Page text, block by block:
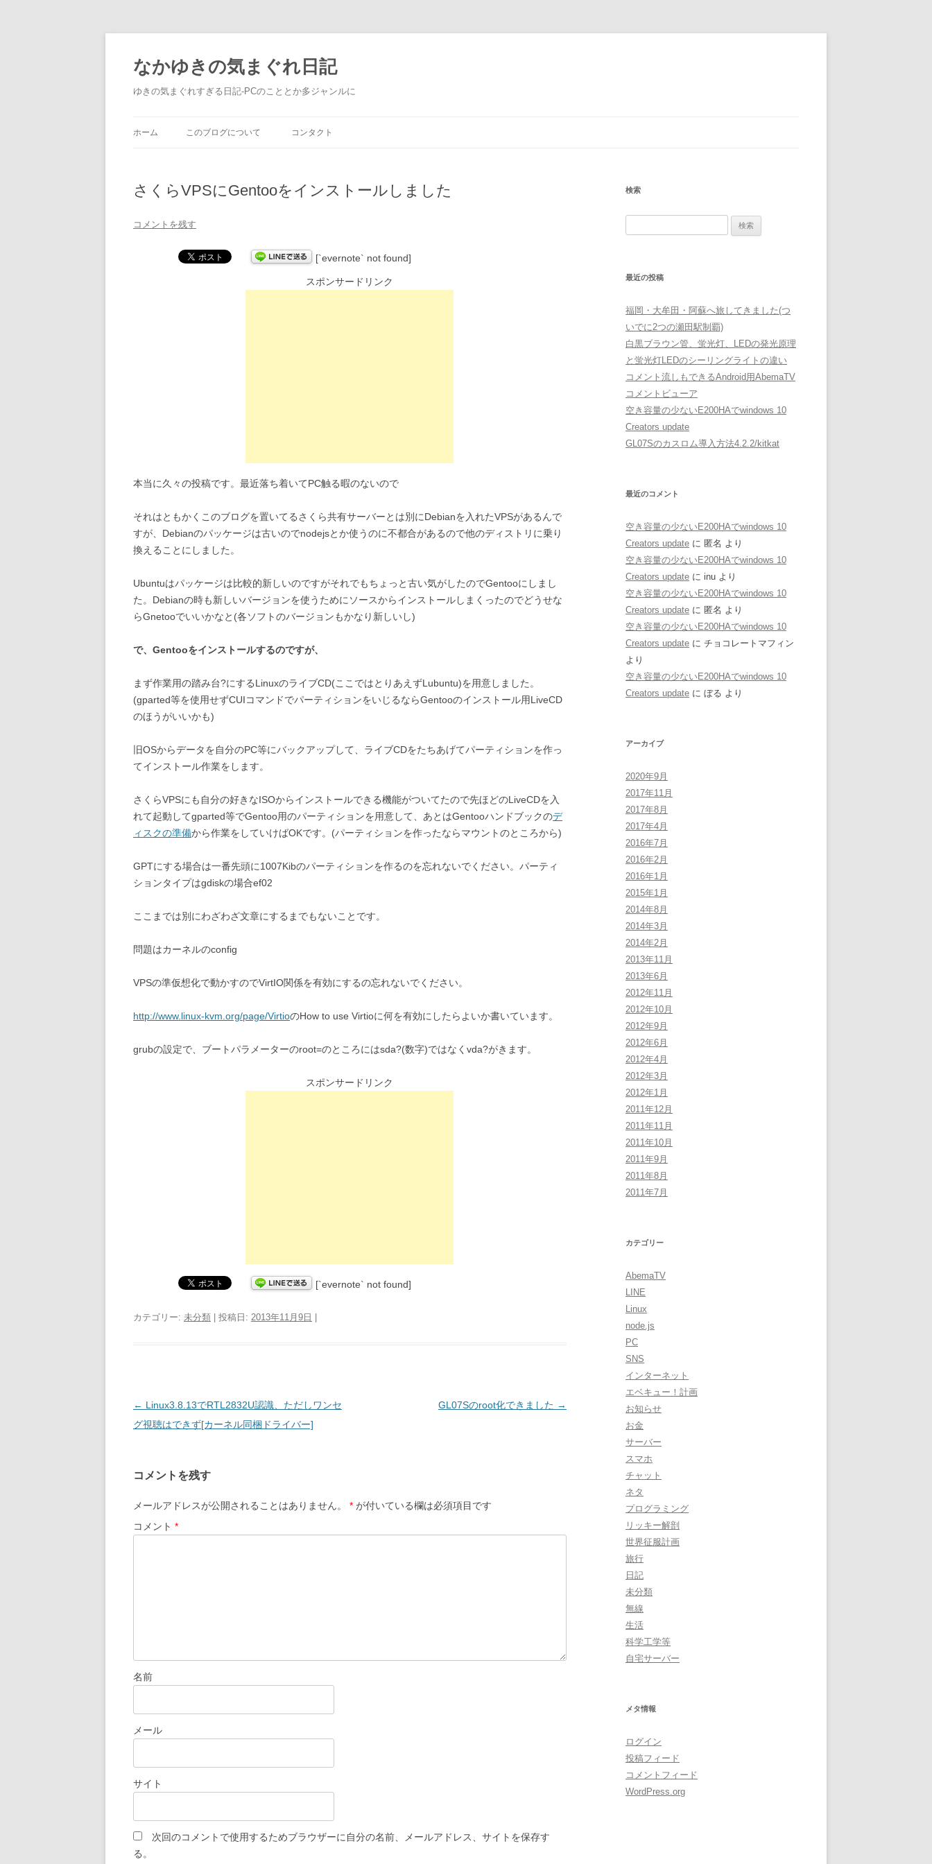
なかゆきの気まぐれ日記
ゆきの気まぐれすぎる日記-PCのこととか多ジャンルに
ホーム このブログについて コンタクト
さくらVPSにGentooをインストールしました
コメントを残す
[`evernote` not found]
スポンサードリンク
本当に久々の投稿です。最近落ち着いてPC触る暇のないので
それはともかくこのブログを置いてるさくら共有サーバーとは別にDebianを入れたVPSがあるんで
すが、Debianのパッケージは古いのでnodejsとか使うのに不都合があるので他のディストリに乗り
換えることにしました。
Ubuntuはパッケージは比較的新しいのですがそれでもちょっと古い気がしたのでGentooにしまし
た。Debianの時も新しいバージョンを使うためにソースからインストールしまくったのでどうせな
らGnetooでいいかなと(各ソフトのバージョンもかなり新しいし)
で、Gentooをインストールするのですが、
まず作業用の踏み台?にするLinuxのライブCD(ここではとりあえずLubuntu)を用意しました。
(gparted等を使用せずCUIコマンドでパーティションをいじるならGentooのインストール用LiveCD
のほうがいいかも)
旧OSからデータを自分のPC等にバックアップして、ライブCDをたちあげてパーティションを作っ
てインストール作業をします。
さくらVPSにも自分の好きなISOからインストールできる機能がついてたので先ほどのLiveCDを入
れて起動してgparted等でGentoo用のパーティションを用意して、あとはGentooハンドブックのデ
ィスクの準備から作業をしていけばOKです。(パーティションを作ったならマウントのところから)
GPTにする場合は一番先頭に1007Kibのパーティションを作るのを忘れないでください。パーティ
ションタイプはgdiskの場合ef02
ここまでは別にわざわざ文章にするまでもないことです。
問題はカーネルのconfig
VPSの準仮想化で動かすのでVirtIO関係を有効にするの忘れないでください。
http://www.linux-kvm.org/page/VirtioのHow to use Virtioに何を有効にしたらよいか書いています。
grubの設定で、ブートパラメーターのroot=のところにはsda?(数字)ではなくvda?がきます。
スポンサードリンク
[`evernote` not found]
カテゴリー: 未分類 | 投稿日: 2013年11月9日
投
稿
ゲ
ー
シ
← Linux3.8.13でRTL2832U認識、ただしワンセ
グ視聴はできず[カーネル同梱ドライバー]
GL07Sのroot化できました →
コメントを残す
メールアドレスが公開されることはありません。 * が付いている欄は必須項目です
コメント *
名前
メール
サイト
次回のコメントで使用するためブラウザーに自分の名前、メールアドレス、サイトを保存す
る。
検索
最近の投稿
福岡・大牟田・阿蘇へ旅してきました(つ
いでに2つの瀬田駅制覇)
白黒ブラウン管、蛍光灯、LEDの発光原理
と蛍光灯LEDのシーリングライトの違い
コメント流しもできるAndroid用AbemaTV
コメントビューア
空き容量の少ないE200HAでwindows 10
Creators update
GL07Sのカスロム導入方法4.2.2/kitkat
最近のコメント
空き容量の少ないE200HAでwindows 10
Creators update に 匿名 より
空き容量の少ないE200HAでwindows 10
Creators update に inu より
空き容量の少ないE200HAでwindows 10
Creators update に 匿名 より
空き容量の少ないE200HAでwindows 10
Creators update に チョコレートマフィン
より
空き容量の少ないE200HAでwindows 10
Creators update に ぼる より
アーカイブ
2020年9月
2017年11月
2017年8月
2017年4月
2016年7月
2016年2月
2016年1月
2015年1月
2014年8月
2014年3月
2014年2月
2013年11月
2013年6月
2012年11月
2012年10月
2012年9月
2012年6月
2012年4月
2012年3月
2012年1月
2011年12月
2011年11月
2011年10月
2011年9月
2011年8月
2011年7月
カテゴリー
AbemaTV
LINE
Linux
node.js
PC
SNS
インターネット
エベキュー！計画
お知らせ
お金
サーバー
スマホ
チャット
ネタ
プログラミング
リッキー解剖
世界征服計画
旅行
日記
未分類
無線
生活
科学工学等
自宅サーバー
メタ情報
ログイン
投稿フィード
コメントフィード
WordPress.org